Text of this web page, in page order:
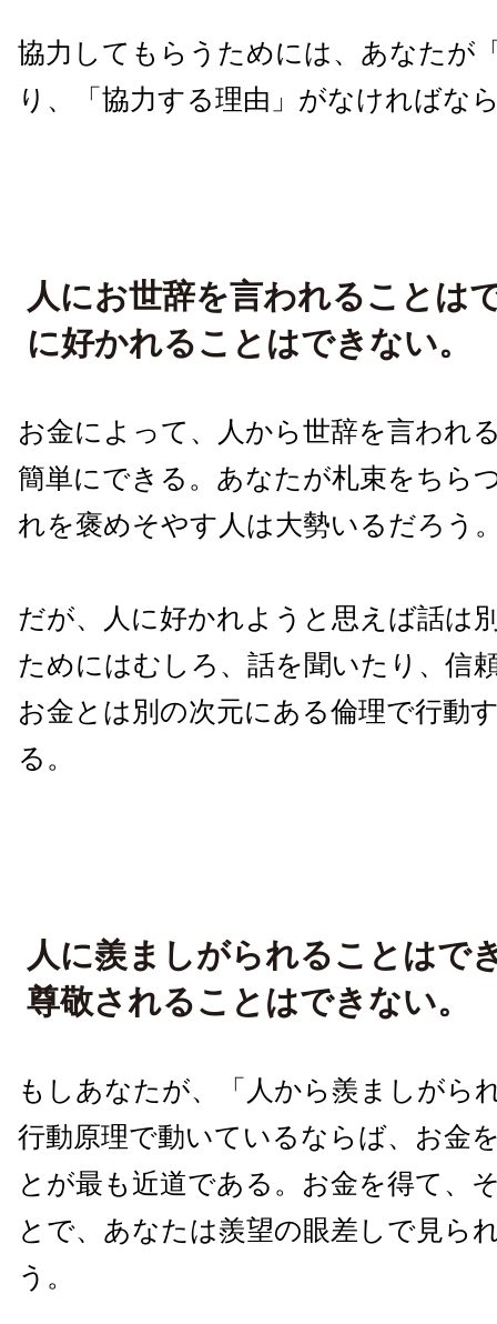
協力してもらうためには、あなたが
り、「協力する理由」がなければな
人にお世辞を言われることは
に好かれることはできない。
お金によって、人から世辞を言われ
簡単にできる。あなたが札束をちら
れを褒めそやす人は大勢いるだろう
だが、人に好かれようと思えば話は
ためにはむしろ、話を聞いたり、信
お金とは別の次元にある倫理で行動
る。
人に羨ましがられることはで
尊敬されることはできない。
もしあなたが、「人から羨ましがら
行動原理で動いているならば、お金
とが最も近道である。お金を得て、
とで、あなたは羨望の眼差しで見ら
う。